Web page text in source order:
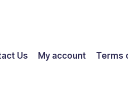
Us My account Terms